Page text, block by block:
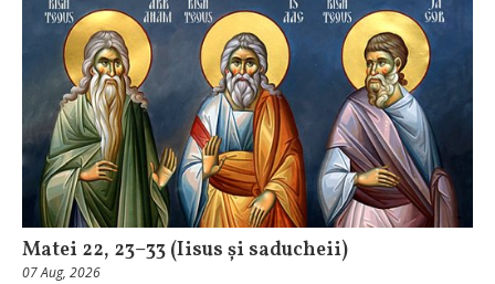
Matei 22, 23–33 (Iisus și saducheii)
07 Aug, 2026